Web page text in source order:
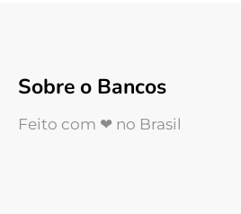
Sobre o Bancos
Feito com ❤ no Brasil